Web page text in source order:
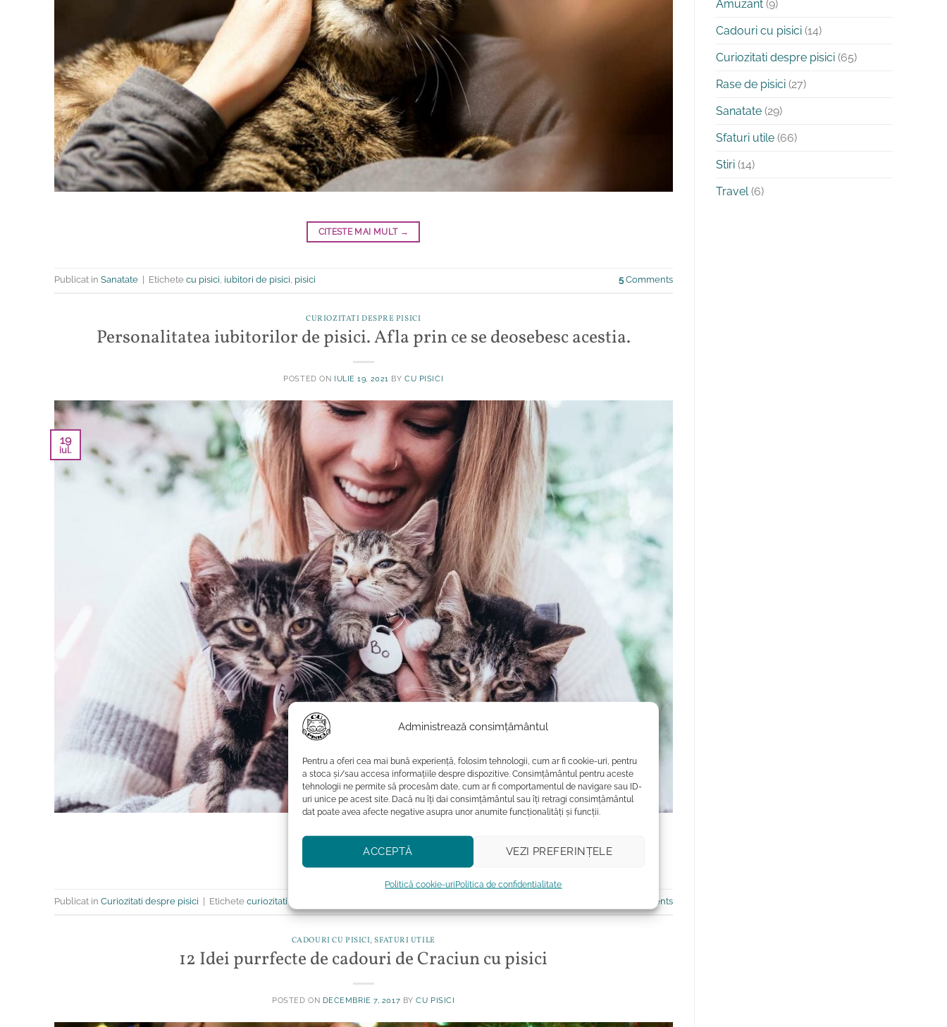
Administrează consimțământul
Pentru a oferi cea mai bună experiență, folosim tehnologii, cum ar fi cookie-uri, pentru
a stoca și/sau accesa informațiile despre dispozitive. Consimțământul pentru aceste
tehnologii ne permite să procesăm date, cum ar fi comportamentul de navigare sau ID-
uri unice pe acest site. Dacă nu îți dai consimțământul sau îți retragi consimțământul
dat poate avea afecte negative asupra unor anumite funcționalități și funcții.
ACCEPTĂ VEZI PREFERINȚELE
Politică cookie-uriPolitica de confidentialitate
CITESTE MAI MULT →
Publicat in Sanatate Etichete cu pisici, iubitori de pisici, pisici 5Comments
CURIOZITATI DESPRE PISICI
Personalitatea iubitorilor de pisici. Afla prin ce se deosebesc acestia.
POSTED ON IULIE 19, 2021 BYCU PISICI
19
iul.
CITESTE MAI MULT →
Publicat in Curiozitati despre pisici Etichete curiozitati despre pisici Comments
CADOURI CU PISICI,SFATURI UTILE
12 Idei purrfecte de cadouri de Craciun cu pisici
POSTED ON DECEMBRIE 7, 2017 BYCU PISICI
Amuzant(9)
Cadouri cu pisici(14)
Curiozitati despre pisici(65)
Rase de pisici(27)
Sanatate(29)
Sfaturi utile(66)
Stiri(14)
Travel(6)